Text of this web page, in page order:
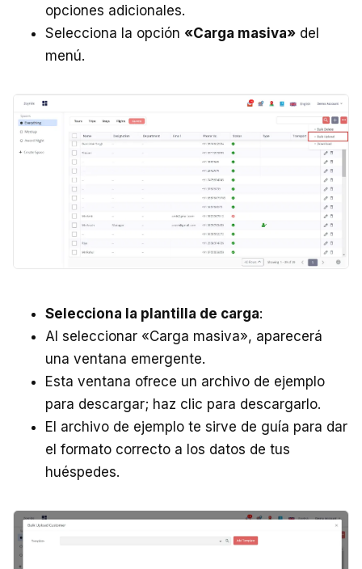
opciones adicionales.
Selecciona la opción «Carga masiva» del
menú.
Selecciona la plantilla de carga:
Al seleccionar «Carga masiva», aparecerá
una ventana emergente.
Esta ventana ofrece un archivo de ejemplo
para descargar; haz clic para descargarlo.
El archivo de ejemplo te sirve de guía para dar
el formato correcto a los datos de tus
huéspedes.